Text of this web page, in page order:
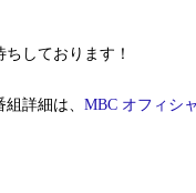
ちしております！
詳細は、 MBC オフィシ